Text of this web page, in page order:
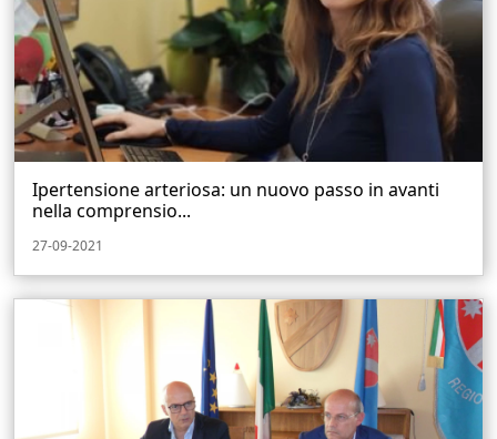
Ipertensione arteriosa: un nuovo passo in avanti
nella comprensio...
27-09-2021